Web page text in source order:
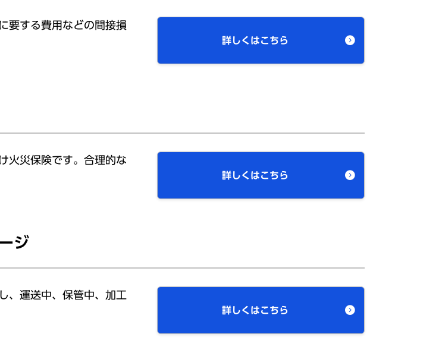
要する費用などの間接損
詳しくはこちら
火災保険です。合理的な
詳しくはこちら
ジ
、運送中、保管中、加工
詳しくはこちら